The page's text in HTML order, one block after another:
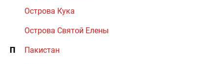
Острова Кука
Острова Святой Елены
П Пакистан